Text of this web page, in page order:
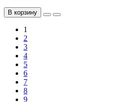
В корзину
1
2
3
4
5
6
7
8
9